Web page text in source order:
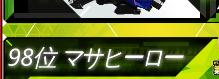
98位マサヒーロー